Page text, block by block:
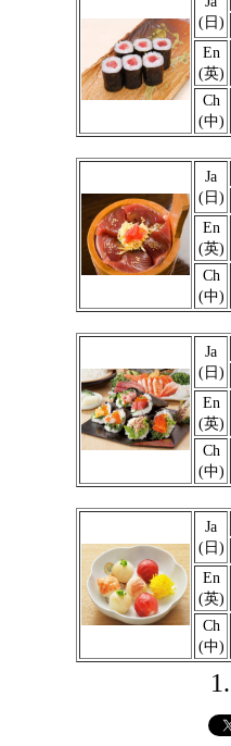
(日)
En
(英)
Ch
(中)
Ja
(日)
En
(英)
Ch
(中)
Ja
(日)
En
(英)
Ch
(中)
Ja
(日)
En
(英)
Ch
(中)
1.